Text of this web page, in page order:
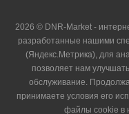
2026 © DNR-Market -
разработанные нашими
(Яндекс.Метрика), для
позволяет нам
обслуживание.
принимаете условия его
файлы cookie в